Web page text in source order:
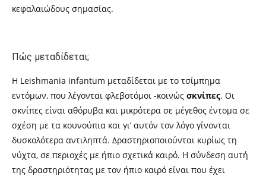
κεφαλαιώδους σημασίας.
Πώς μεταδίδεται;
Η Leishmania infantum μεταδίδεται με το τσίμπημα
εντόμων, που λέγονται φλεβοτόμοι -κοινώς σκνίπες. Οι
σκνίπες είναι αθόρυβα και μικρότερα σε μέγεθος έντομα σε
σχέση με τα κουνούπια και γι’ αυτόν τον λόγο γίνονται
δυσκολότερα αντιληπτά. Δραστηριοποιούνται κυρίως τη
νύχτα, σε περιοχές με ήπιο σχετικά καιρό. Η σύνδεση αυτή
της δραστηριότητας με τον ήπιο καιρό είναι που έχει